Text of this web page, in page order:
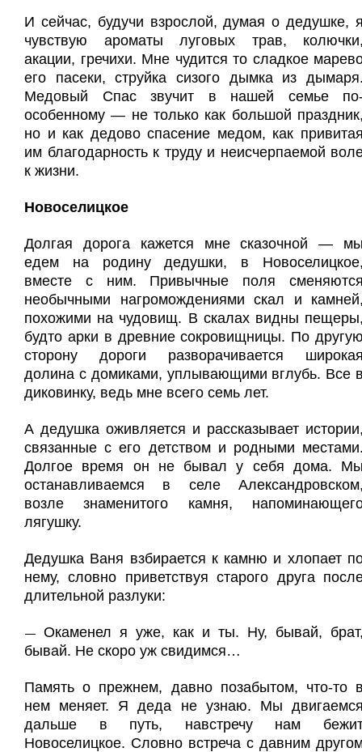
И сейчас, будучи взрослой, думая о дедушке,
чувствую ароматы луговых трав,
акации, гречихи. Мне чудится то сладкое
его пасеки, струйка сизого дымка из
Медовый Спас звучит в нашей семье
особенному — не только как большой
но и как дедово спасение медом, как
им благодарность к труду и неисчерпаемой
к жизни.
Новоселицкое
Долгая дорога кажется мне сказочной —
едем на родину дедушки, в
вместе с ним. Привычные поля
необычными нагромождениями скал и
похожими на чудовищ. В скалах видны
будто арки в древние сокровищницы. По
сторону дороги разворачивается
долина с домиками, уплывающими вглубь. Все
диковинку, ведь мне всего семь лет.
А дедушка оживляется и рассказывает
связанные с его детством и родными
Долгое время он не бывал у себя дома.
останавливаемся в селе
возле знаменитого камня,
лягушку.
Дедушка Ваня взбирается к камню и хлопает
нему, словно приветствуя старого друга
длительной разлуки:
— Окаменел я уже, как и ты. Ну, бывай,
бывай. Не скоро уж свидимся…
Память о прежнем, давно позабытом, что-то
нем меняет. Я деда не узнаю. Мы
дальше в путь, навстречу нам
Новоселицкое. Словно встреча с давним